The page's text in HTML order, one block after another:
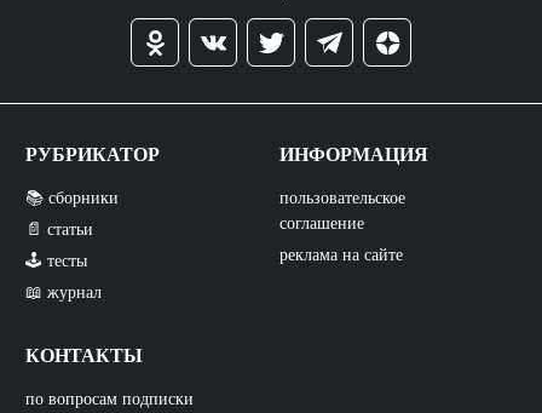
РУБРИКАТОР
📚 сборники
📄 статьи
🕹️ тесты
📖 журнал
КОНТАКТЫ
по вопросам подписки
ИНФОРМАЦИЯ
пользовательское
соглашение
реклама на сайте